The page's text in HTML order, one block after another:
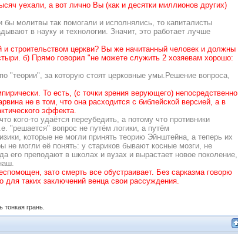
уехали, а вот лично Вы (как и десятки миллионов других)
молитвы так помогали и исполнялись, то капиталисты
в науку и технологии. Значит, это работает лучше
строительством церкви? Вы же начитанный человек и должны
б) Прямо говорил "не можете служить 2 хозяевам хорошо:
"теории", за которую стоят церковные умы.Решение вопроса,
То есть, (с точки зрения верующего) непосредственно
не в том, что она расходится с библейской версией, а в
эффекта.
кого-то удаётся переубедить, а потому что противники
"решается" вопрос не путём логики, а путём
которые не могли принять теорию Эйнштейна, а теперь их
не могли её понять: у стариков бывают косные мозги, не
его преподают в школах и вузах и вырастает новое поколение,
зато смерть все обустраивает. Без сарказма говорю
таких заключений венца свои рассуждения.
тонкая грань.